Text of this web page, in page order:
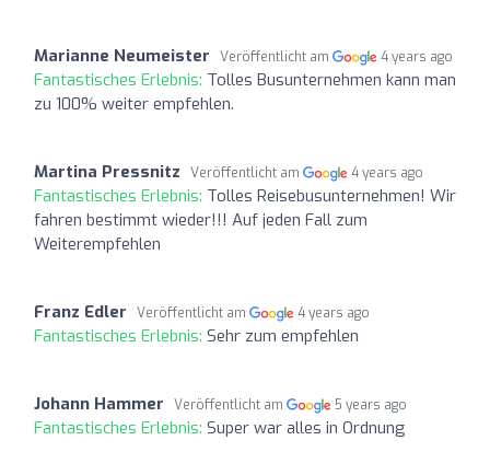
Marianne Neumeister Veröffentlicht am 4 years ago
Fantastisches Erlebnis: Tolles Busunternehmen kann man
zu 100% weiter empfehlen.
Martina Pressnitz Veröffentlicht am 4 years ago
Fantastisches Erlebnis: Tolles Reisebusunternehmen! Wir
fahren bestimmt wieder!!! Auf jeden Fall zum
Weiterempfehlen
Franz Edler Veröffentlicht am 4 years ago
Fantastisches Erlebnis: Sehr zum empfehlen
Johann Hammer Veröffentlicht am 5 years ago
Fantastisches Erlebnis: Super war alles in Ordnung